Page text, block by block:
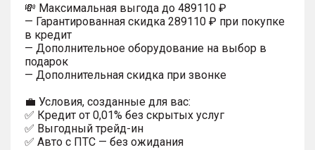
💸 Максимальная выгода до 489110 ₽
— Гарантированная скидка 289110 ₽ при покупке
в кредит
— Дополнительное оборудование на выбор в
подарок
— Дополнительная скидка при звонке
💼 Условия, созданные для вас:
✅ Кредит от 0,01% без скрытых услуг
✅ Выгодный трейд-ин
✅ Авто с ПТС — без ожидания